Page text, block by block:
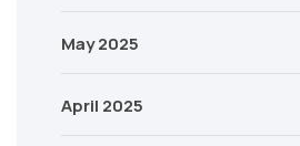
May 2025
April 2025